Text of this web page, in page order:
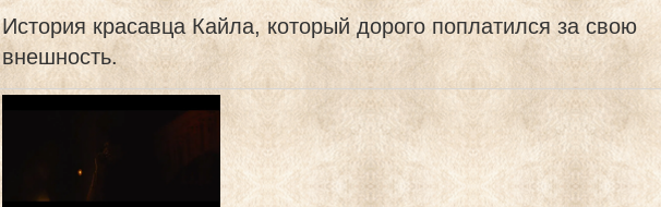
История красавца Кайла, который дорого поплатился за свою
внешность.